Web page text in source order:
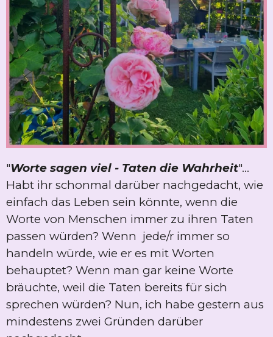
"Worte sagen viel - Taten die Wahrheit"...
Habt ihr schonmal darüber nachgedacht, wie
einfach das Leben sein könnte, wenn die
Worte von Menschen immer zu ihren Taten
passen würden? Wenn jede/r immer so
handeln würde, wie er es mit Worten
behauptet? Wenn man gar keine Worte
bräuchte, weil die Taten bereits für sich
sprechen würden? Nun, ich habe gestern aus
mindestens zwei Gründen darüber